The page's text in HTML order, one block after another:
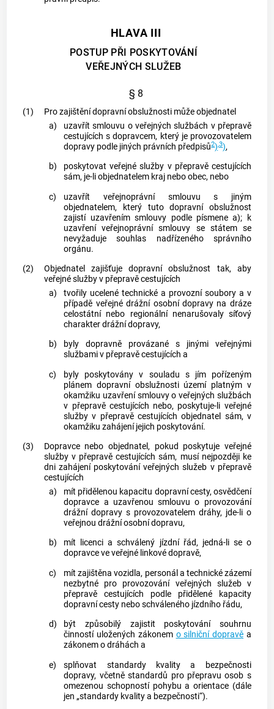
HLAVA III
POSTUP PŘI POSKYTOVÁNÍ
VEŘEJNÝCH SLUŽEB
§ 8
(1) Pro zajištěnídopravní obslužnostimůže objednatel
a)
uzavřít smlouvu o veřejných službách v přepravě
cestujících s dopravcem, který je provozovatelem
dopravy podle jiných právních předpisů2),3),
b)
poskytovat veřejné služby v přepravě cestujících
sám, je-li objednatelem kraj neboobec, nebo
c)
uzavřít veřejnoprávní smlouvu s jiným
objednatelem, který tutodopravní obslužnost
zajistí uzavřením smlouvy podle písmene a); k
uzavření veřejnoprávní smlouvy se státem se
nevyžaduje souhlas nadřízeného správního
orgánu.
(2)
Objednatel zajišťujedopravní obslužnost tak, aby
veřejné služby v přepravě cestujících
a)
tvořily ucelené technické a provozní soubory a v
případě veřejné drážní osobní dopravy na dráze
celostátní nebo regionální nenarušovaly síťový
charakter drážní dopravy,
b)
byly dopravně provázané s jinými veřejnými
službami v přepravě cestujících a
c)
byly poskytovány v souladu s jím pořízeným
plánem dopravní obslužnostiúzemí platným v
okamžiku uzavření smlouvy o veřejných službách
v přepravě cestujících nebo, poskytuje-li veřejné
služby v přepravě cestujících objednatel sám, v
okamžiku zahájení jejich poskytování.
(3)
Dopravce nebo objednatel, pokud poskytuje veřejné
služby v přepravě cestujících sám, musí nejpozději ke
dni zahájení poskytování veřejných služeb v přepravě
cestujících
a)
mít přidělenou kapacitu dopravní cesty, osvědčení
dopravce a uzavřenou smlouvu o provozování
drážní dopravy s provozovatelem dráhy, jde-li o
veřejnou drážní osobní dopravu,
b)
mít licenci a schválený jízdní řád, jedná-li se o
dopravce ve veřejné linkové dopravě,
c)
mít zajištěna vozidla, personál a technické zázemí
nezbytné pro provozování veřejných služeb v
přepravě cestujících podle přidělené kapacity
dopravní cesty nebo schváleného jízdního řádu,
d)
být způsobilý zajistit poskytování souhrnu
činností uložených zákonem o silniční dopravě a
zákonem o dráhách a
e)
splňovat standardy kvality a bezpečnosti
dopravy, včetně standardů pro přepravu osob s
omezenou schopností pohybu a orientace (dále
jen „standardy kvality a bezpečnosti“).